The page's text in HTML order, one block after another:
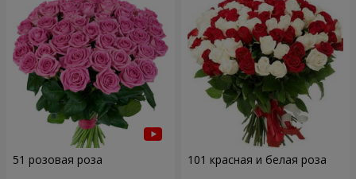
51 розовая роза 101 красная и белая роза